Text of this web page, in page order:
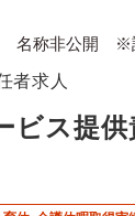
名称非公開 ※
者求人
ビス提供